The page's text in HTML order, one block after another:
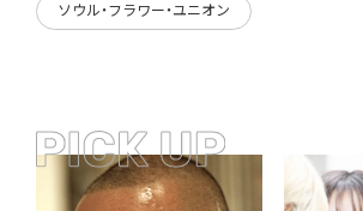
ソウル・フラワー・ユニオン